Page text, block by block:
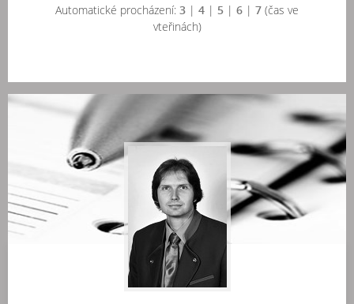
Automatické procházení: 3 | 4 | 5 | 6 | 7 (čas ve
vteřinách)